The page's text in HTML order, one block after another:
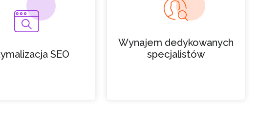
SEO
Wynajem dedykowanych
specjalistów